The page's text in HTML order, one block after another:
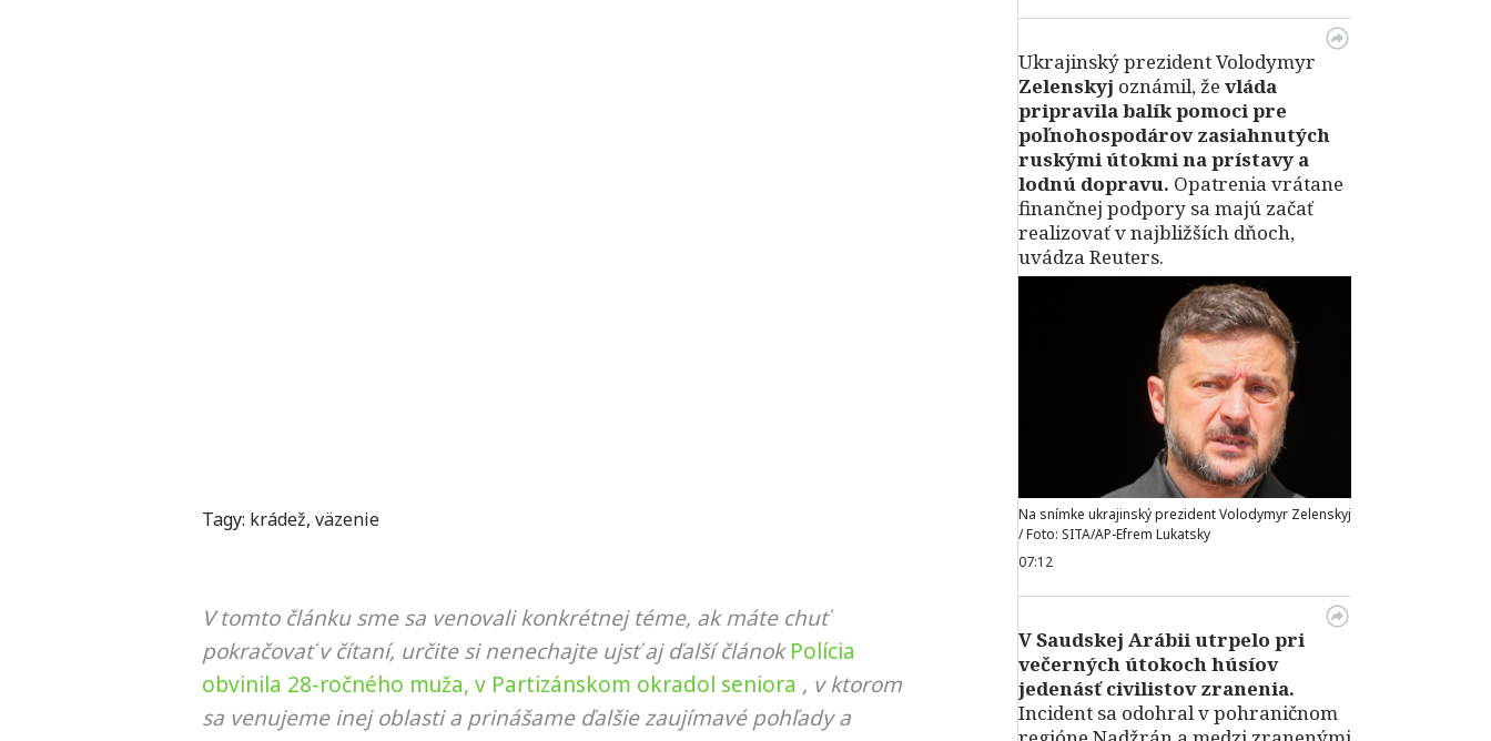
Tagy: krádež, väzenie
V tomto článku sme sa venovali konkrétnej téme, ak máte chuť
pokračovať v čítaní, určite si nenechajte ujsť aj ďalší článok Polícia
obvinila 28-ročného muža, v Partizánskom okradol seniora , v ktorom
sa venujeme inej oblasti a prinášame ďalšie zaujímavé pohľady a
Ukrajinský prezident Volodymyr
Zelenskyj oznámil, že vláda
pripravila balík pomoci pre
poľnohospodárov zasiahnutých
ruskými útokmi na prístavy a
lodnú dopravu. Opatrenia vrátane
finančnej podpory sa majú začať
realizovať v najbližších dňoch,
uvádza Reuters.
Na snímke ukrajinský prezident Volodymyr Zelenskyj
/ Foto: SITA/AP-Efrem Lukatsky
07:12
V Saudskej Arábii utrpelo pri
večerných útokoch húsíov
jedenásť civilistov zranenia.
Incident sa odohral v pohraničnom